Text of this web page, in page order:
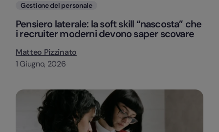
Categorie
Gestione del personale
Pensiero laterale: la soft skill “nascosta” che
i recruiter moderni devono saper scovare
Matteo Pizzinato
1 Giugno, 2026